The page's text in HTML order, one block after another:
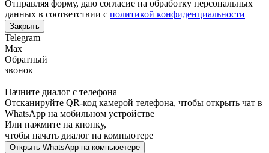
Отправляя форму, даю согласие на обработку персональных
данных в соответствии с политикой конфиденциальности
Закрыть
Telegram
Max
Обратный
звонок
Начните диалог с телефона
Отсканируйте QR-код камерой телефона, чтобы открыть чат в
WhatsApp на мобильном устройстве
Или нажмите на кнопку,
чтобы начать диалог на компьютере
Открыть WhatsApp на компьюетере